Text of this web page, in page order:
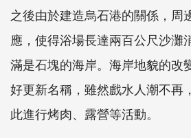
之後由於建造烏石港的關係，周
應，使得浴場長達兩百公尺沙灘
滿是石塊的海岸。海岸地貌的改
好更新名稱，雖然戲水人潮不再
此進行烤肉、露營等活動。